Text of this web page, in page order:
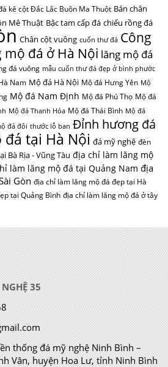
kê cột Đắc Lắc Buôn Ma Thuột Bán chân
Mê Thuật Bậc tam cấp đá chiếu rồng đá
Chân cột vuông cuốn thư đá Công
đá ở Hà Nội lăng mộ đá
đá vuông mẫu cuốn thư đá đẹp ở bình phước
Nam Mộ đá Hà Nội Mộ đá Hưng Yên Mộ
Mộ đá Nam Định Mộ đá Phú Thọ Mộ đá
Mộ đá Thanh Hóa Mộ đá Thái Bình Mộ đá
đá đôi thước lỗ ban Đỉnh hương đá
tại Hà Nội đá mỹ nghệ đèn
Bà Rịa - Vũng Tàu địa chỉ làm lăng mộ
làm lăng mộ đá tại Quảng Nam địa
Gòn địa chỉ làm lăng mộ đá đẹp tại Hà
tại Quảng Bình địa chỉ làm lăng mộ đá ở tây
35
thống đá mỹ nghệ Ninh Bình –
Vân, huyện Hoa Lư, tỉnh Ninh Bình